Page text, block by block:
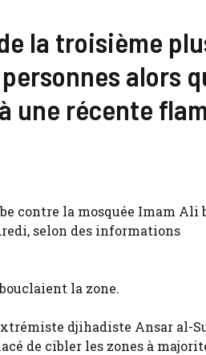
la troisième
alors
une récente
contre la mosquée Imam Ali
selon des informations
la zone.
djihadiste Ansar al-
de cibler les zones à